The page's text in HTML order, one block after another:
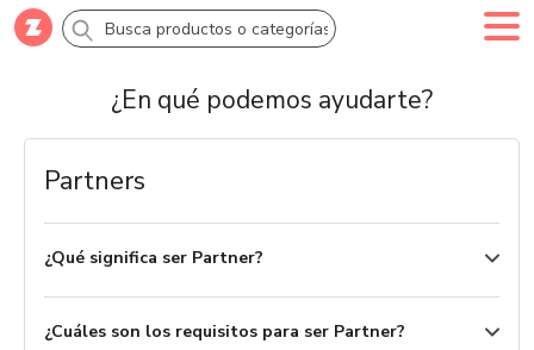
Comprar Crea tu cuenta Ingresa
Categorías
Novedades
Campañas
¿En qué podemos ayudarte?
Partners
¿Qué significa ser Partner?
¿Cuáles son los requisitos para ser Partner?